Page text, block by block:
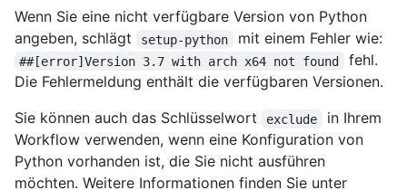
Wenn Sie eine nicht verfügbare Version von Python
angeben, schlägt
setup-python mit einem Fehler wie:
##[error]Version 3.7 with arch x64 not found
fehl.
Die Fehlermeldung enthält die verfügbaren Versionen.
Sie können auch das Schlüsselwort
exclude
in Ihrem
Workflow verwenden, wenn eine Konfiguration von
Python vorhanden ist, die Sie nicht ausführen
möchten. Weitere Informationen finden Sie unter